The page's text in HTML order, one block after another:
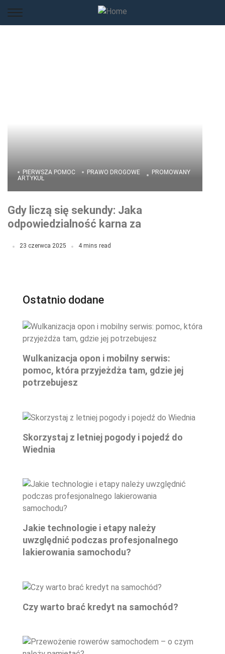
PIERWSZA POMOC PRAWO DROGOWE
PROMOWANY
ARTYKUŁ
Gdy liczą się sekundy: Jaka
odpowiedzialność karna za
poszkodowanemu?
23 czerwca 2025 4 mins read
Ostatnio dodane
Wulkanizacja opon i mobilny serwis:
pomoc, która przyjeżdża tam, gdzie jej
potrzebujesz
Skorzystaj z letniej pogody i pojedź do
Wiednia
Jakie technologie i etapy należy
uwzględnić podczas profesjonalnego
lakierowania samochodu?
Czy warto brać kredyt na samochód?